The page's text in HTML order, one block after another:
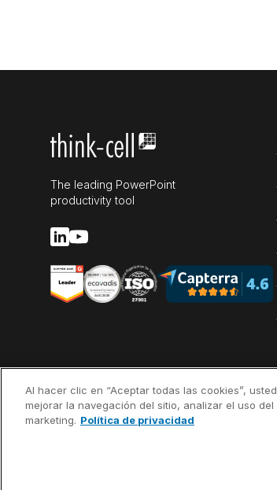
The leading PowerPoint
productivity tool
Al hacer clic en “Aceptar todas las cookies”,
mejorar la navegación del sitio, analizar el uso
marketing. Política de privacidad